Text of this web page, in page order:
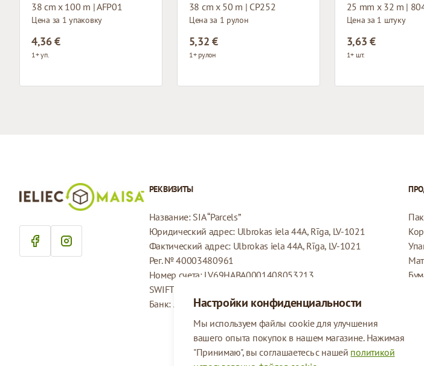
38 cm x 100 m | AFP01
Цена за 1 упаковку
4,36 €
1+ уп.
38 cm x 50 m | CP252
Цена за 1 рулон
5,32 €
1+ рулон
25 mm x 32 m |
Цена за 1 штуку
3,63 €
1+ шт.
Настройки конфиденциальности
Мы используем файлы cookie для улучшения
вашего опыта покупок в нашем магазине. Нажимая
"Принимаю", вы соглашаетесь с нашей политикой
РЕКВИЗИТЫ
Название: SIA “Parcels”
Юридический адрес: Ulbrokas iela 44A, Rīga, LV-1021
Фактический адрес: Ulbrokas iela 44A, Rīga, LV-1021
Рег. № 40003480961
Номер счета: LV69HABA0001408053213
SWIFT: HABALV22
Банк: AS Swedbank